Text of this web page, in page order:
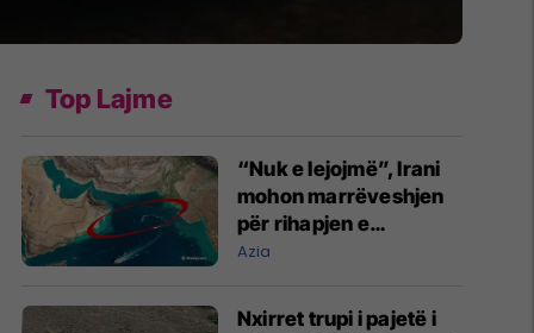
Top Lajme
“Nuk e lejojmë”, Irani
mohon marrëveshjen
për rihapjen e
Ngushticës së
Azia
Nxirret trupi i pajetë i